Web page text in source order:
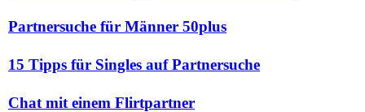
Partnersuche für Männer 50plus
15 Tipps für Singles auf Partnersuche
Chat mit einem Flirtpartner